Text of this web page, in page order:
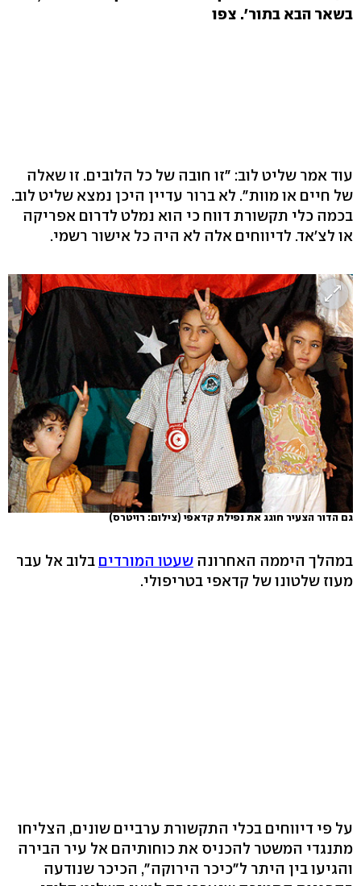
בשאר הבא בתור'. צפו
עוד אמר שליט לוב: "זו חובה של כל הלובים. זו שאלה
של חיים או מוות". לא ברור עדיין היכן נמצא שליט לוב.
בכמה כלי תקשורת דווח כי הוא נמלט לדרום אפריקה
או לצ'אד. לדיווחים אלה לא היה כל אישור רשמי.
גם הדור הצעיר חוגג את נפילת קדאפי (צילום: רויטרס)
במהלך היממה האחרונה שעטו המורדים בלוב אל עבר
מעוז שלטונו של קדאפי בטריפולי.
על פי דיווחים בכלי התקשורת ערביים שונים, הצליחו
מתנגדי המשטר להכניס את כוחותיהם אל עיר הבירה
והגיעו בין היתר ל"כיכר הירוקה", הכיכר שנודעה